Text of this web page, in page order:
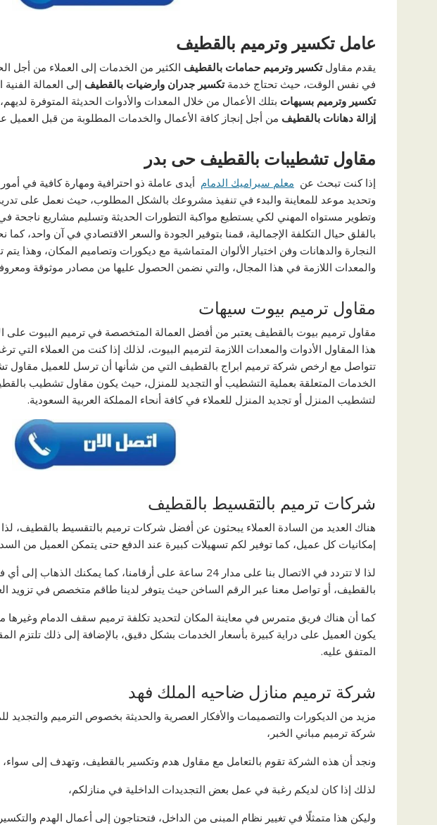
عامل تكسير وترميم بالقطيف
يقدم مقاولتكسير وترميم حمامات بالقطيف الكثير من الخدمات إلى العملاء من أجل
في نفس الوقت، حيث تحتاج خدمةتكسير جدران وارضيات بالقطيف إلى العمالة
تكسير وترميم بسيهات بتلك الأعمال من خلال المعدات والأدوات الحديثة المتوفرة
إزالة دهانات بالقطيف من أجل إنجاز كافة الأعمال والخدمات المطلوبة من قبل العميل
مقاول تشطيبات بالقطيف حى بدر
إذا كنت تبحث عن معلم سيراميك الدمام أيدى عاملة ذو احترافية ومهارة كافية في
وتحديد موعد للمعاينة والبدء في تنفيذ مشروعك بالشكل المطلوب، حيث نعمل على
وتطوير مستواه المهني لكي يستطيع مواكبة التطورات الحديثة وتسليم مشاريع ناجحة
بالقلق حيال التكلفة الإجمالية، قمنا بتوفير الجودة والسعر الاقتصادي في آن
النجارة والدهانات وفن اختيار الألوان المتماشية مع ديكورات وتصاميم المكان، وهذا يتم
والمعدات اللازمة في هذا المجال، والتي نضمن الحصول عليها من مصادر موثوقة
مقاول ترميم بيوت سيهات
مقاول ترميم بيوت بالقطيف يعتبر من أفضل العمالة المتخصصة في ترميم البيوت على
هذا المقاول الأدوات والمعدات اللازمة لترميم البيوت، لذلك إذا كنت من العملاء
تتواصل مع ارخص شركة ترميم ابراج بالقطيف التي من شأنها أن ترسل للعميل مقاول
الخدمات المتعلقة بعملية التشطيب أو التجديد للمنزل، حيث يكون مقاول تشطيب
لتشطيب المنزل أو تجديد المنزل للعملاء في كافة أنحاء المملكة العربية السعودية.
شركات ترميم بالتقسيط بالقطيف
هناك العديد من السادة العملاء يبحثون عن أفضل شركات ترميم بالتقسيط بالقطيف،
إمكانيات كل عميل، كما توفير لكم تسهيلات كبيرة عند الدفع حتى يتمكن العميل من
لذا لا تتردد في الاتصال بنا على مدار 24 ساعة على أرقامنا، كما
بالقطيف، أو تواصل معنا عبر الرقم الساخن حيث يتوفر لدينا طاقم متخصص في تزويد
كما أن هناك فريق متمرس في معاينة المكان لتحديد تكلفة ترميم سقف الدمام وغيرها
يكون العميل على دراية كبيرة بأسعار الخدمات بشكل دقيق، بالإضافة إلى ذلك تلتزم
المتفق عليه.
شركة ترميم منازل ضاحيه الملك فهد
مزيد من الديكورات والتصميمات والأفكار العصرية والحديثة بخصوص الترميم والتجديد
شركة ترميم مباني الخبر،
ونجد أن هذه الشركة تقوم بالتعامل مع مقاول هدم وتكسير بالقطيف، وتهدف إلى سواء،
لذلك إذا كان لديكم رغبة في عمل بعض التجديدات الداخلية في منازلكم،
وليكن هذا متمثلًا في تغيير نظام المبنى من الداخل، فتحتاجون إلى أعمال الهدم